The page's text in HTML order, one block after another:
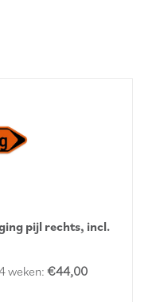
pijl rechts, incl.
weken:€44,00